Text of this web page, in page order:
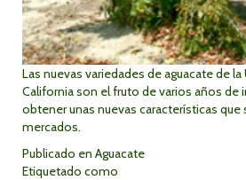
Las nuevas variedades de aguacate de
California son el fruto de varios años de
obtener unas nuevas características que
mercados.
Publicado en Aguacate
Etiquetado como